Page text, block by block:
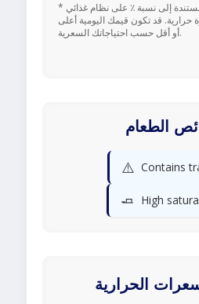
* تعتمد القيم اليومية المستندة إلى نسبة ٪ على نظام غذائي
2,000 سعرة حرارية. قد تكون قيمك اليومية أعلى
أو أقل حسب احتياجاتك السعرية.
الطعام
⚠️ Contains
🧈 High
الحرارية